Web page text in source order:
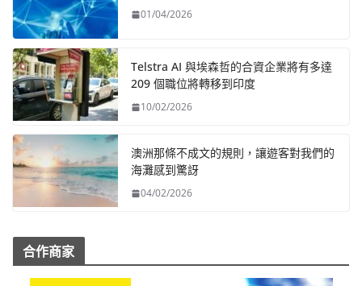
01/04/2026
Telstra AI 與埃森哲的合資企業將有多達
209 個職位將轉移到印度
10/02/2026
澳洲那條不成文的規則，讓遊客對我們的
海灘感到驚訝
04/02/2026
合作商家